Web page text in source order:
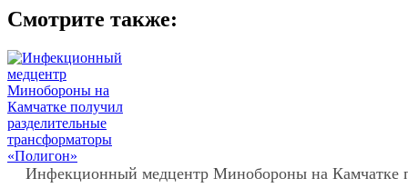
Смотрите также:
Инфекционный медцентр Минобороны на Камчатке